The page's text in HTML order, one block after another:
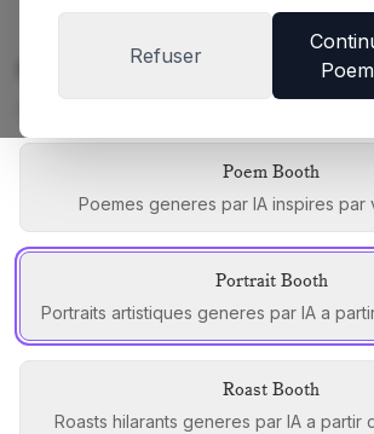
Refuser
Choisissez votre edition
Poem Booth
Poemes generes par IA inspires par
Portrait Booth
Portraits artistiques generes par IA a
Roast Booth
Roasts hilarants generes par IA a partir